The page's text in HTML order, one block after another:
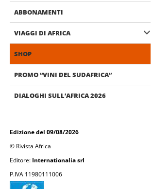
ABBONAMENTI
VIAGGI DI AFRICA
SHOP
PROMO “VINI DEL SUDAFRICA”
DIALOGHI SULL’AFRICA 2026
Edizione del 09/08/2026
© Rivista Africa
Editore: Internationalia srl
P.IVA 11980111006